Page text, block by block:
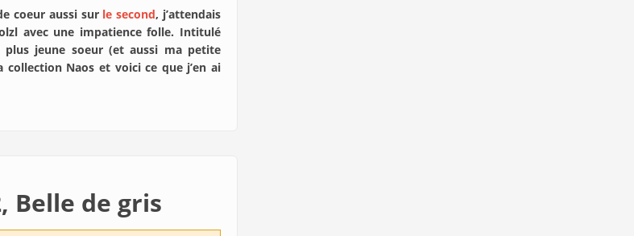
coeur aussi sur le second, j’attendais
avec une impatience folle. Intitulé
jeune soeur (et aussi ma petite
collection Naos et voici ce que j’en ai
Belle de gris